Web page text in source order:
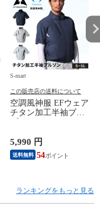
85363 85364
85720 85721
S-mart
この販売店の送料について
空調風神服 EFウェア
チタン加工半袖ブル
ジャケット 遮熱 作
業服 作業着 上着 ア
タックベース KF100
5,990 円
送料無料 54
ランキングをもっと見る